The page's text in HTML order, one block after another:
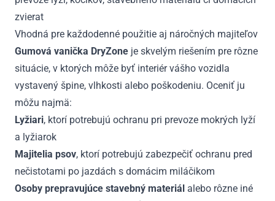
zvierat
Vhodná pre každodenné použitie aj náročných majiteľov
Gumová vanička DryZone je skvelým riešením pre rôzne
situácie, v ktorých môže byť interiér vášho vozidla
vystavený špine, vlhkosti alebo poškodeniu. Oceniť ju
môžu najmä:
Lyžiari, ktorí potrebujú ochranu pri prevoze mokrých lyží
a lyžiarok
Majitelia psov, ktorí potrebujú zabezpečiť ochranu pred
nečistotami po jazdách s domácim miláčikom
Osoby prepravujúce stavebný materiál alebo rôzne iné